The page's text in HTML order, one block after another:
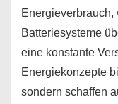
Batteriesysteme
eine konstante
Energiekonzepte
sondern schaffen